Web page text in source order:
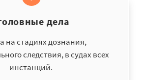
дела
на стадиях дознания,
следствия, в судах всех
инстанций.